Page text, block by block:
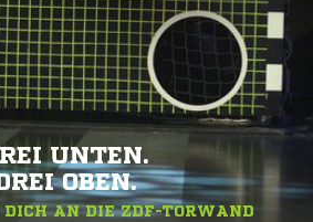
UNTEN.
OBEN.
AN DIE ZDF-TORWAND